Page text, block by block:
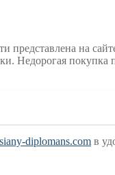
на
Недорогая покупка
diplomans.com в